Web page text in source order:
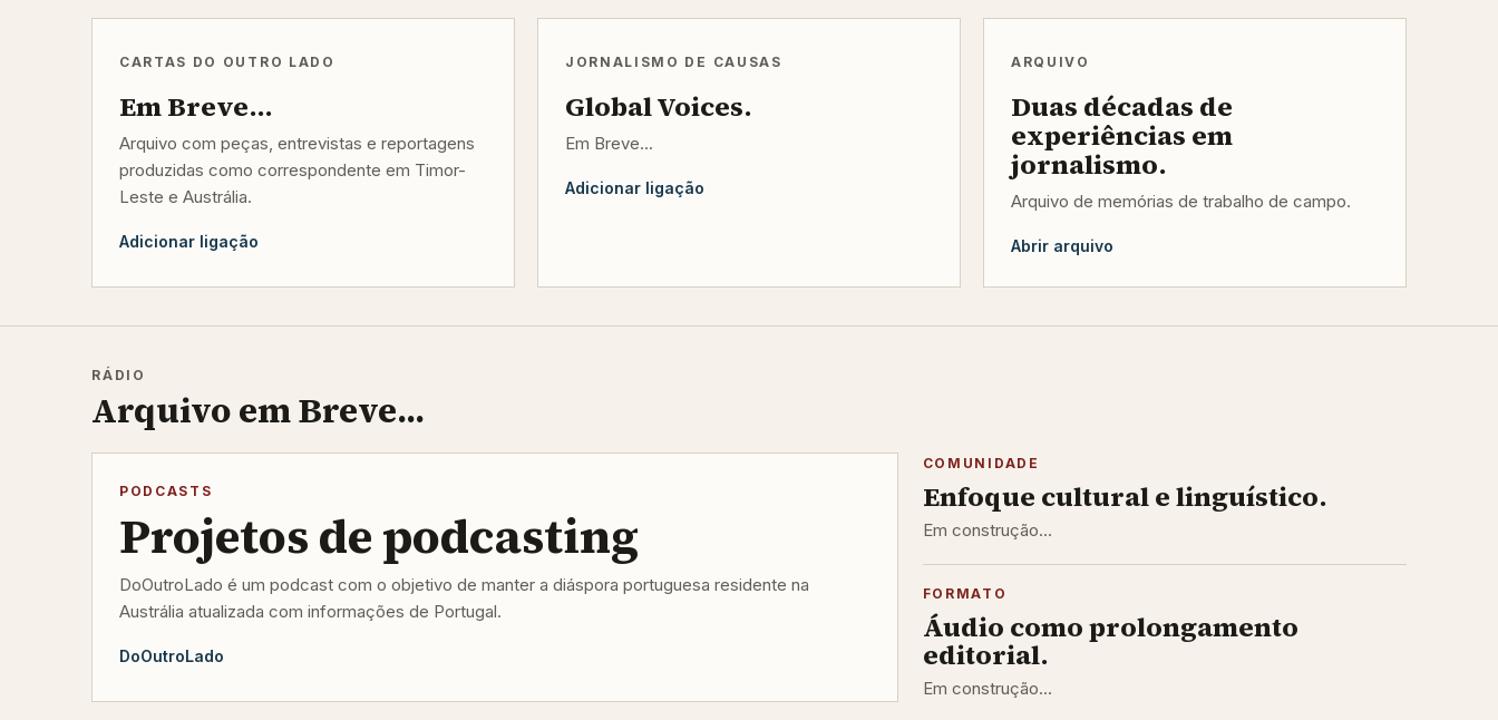
CARTAS DO OUTRO LADO
Em Breve...
Arquivo com peças, entrevistas e reportagens
produzidas como correspondente em Timor-
Leste e Austrália.
Adicionar ligação
JORNALISMO DE CAUSAS
Global Voices.
Em Breve...
Adicionar ligação
ARQUIVO
Duas décadas de
experiências em
jornalismo.
Arquivo de memórias de trabalho de campo.
Abrir arquivo
RÁDIO
Arquivo em Breve...
PODCASTS
Projetos de podcasting
DoOutroLado é um podcast com o objetivo de manter a diáspora portuguesa residente na
Austrália atualizada com informações de Portugal.
DoOutroLado
COMUNIDADE
Enfoque cultural e linguístico.
Em construção...
FORMATO
Áudio como prolongamento
editorial.
Em construção...